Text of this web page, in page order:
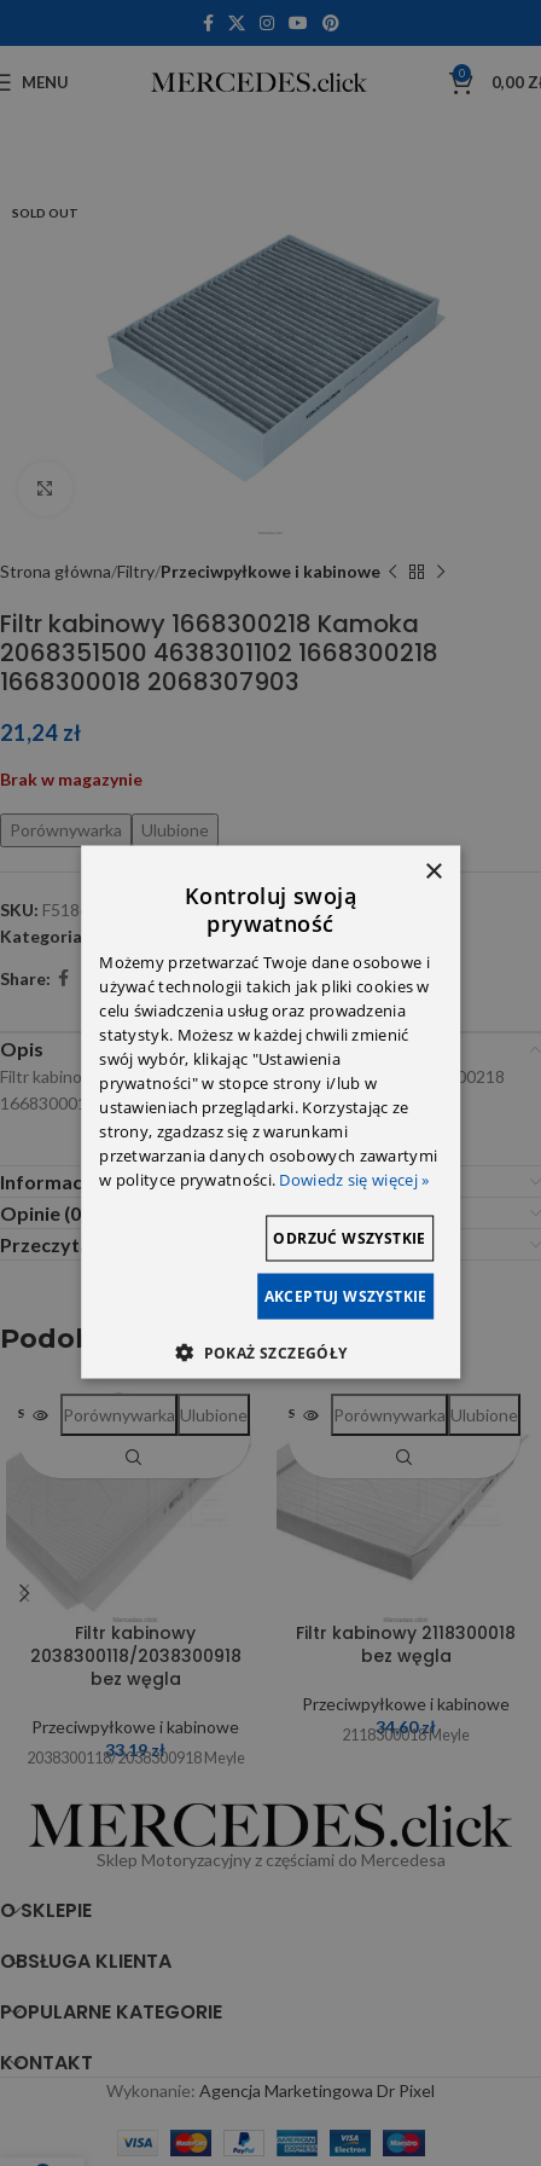
MENU 0 0,00
SOLD OUT
Strona główna Filtry Przeciwpyłkowe i kabinowe
Filtr kabinowy 1668300218 Kamoka
2068351500 4638301102 1668300218
1668300018 2068307903
21,24 zł
Brak w magazynie
Porównywarka Ulubione
SKU: F518601
Kategoria:
Przeciwpyłkowe i kabinowe
Share:
Opis
Filtr kabinowy 1668300218 2068351500 4638301102 1668300218
1668300018 2068307903 Kamoka
Informacje dodatkowe
Opinie (0)
Przeczytaj Przed Zakupem
Podobne produkty
SOLD OUT
Filtr kabinowy
2038300118/2038300918
bez węgla
Przeciwpyłkowe i kabinowe
33,19zł
2038300118/2038300918 Meyle
Porównywarka Ulubione SOLD OUT
Filtr kabinowy 2118300018
bez węgla
Przeciwpyłkowe i kabinowe
34,60zł
2118300018 Meyle
Porównywarka Ulubione
Sklep Motoryzacyjny z częściami do Mercedesa
O SKLEPIE
OBSŁUGA KLIENTA
POPULARNE KATEGORIE
KONTAKT
Wykonanie: Agencja Marketingowa Dr Pixel
×
Kontroluj swoją
prywatność
Możemy przetwarzać Twoje dane osobowe i
używać technologii takich jak pliki cookies w
celu świadczenia usług oraz prowadzenia
statystyk. Możesz w każdej chwili zmienić
swój wybór, klikając "Ustawienia
prywatności" w stopce strony i/lub w
ustawieniach przeglądarki. Korzystając ze
strony, zgadzasz się z warunkami
przetwarzania danych osobowych zawartymi
w polityce prywatności. Dowiedz się więcej »
AKCEPTUJ WSZYSTKIE
ODRZUĆ WSZYSTKIE
POKAŻ SZCZEGÓŁY